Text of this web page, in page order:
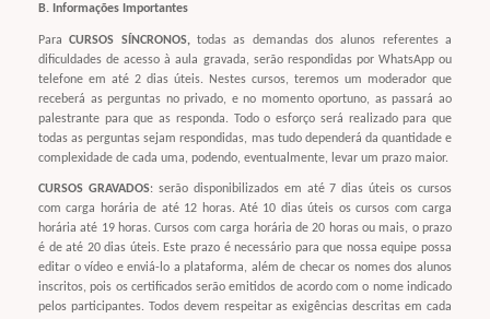
B. Informações Importantes
ParaCURSOS SÍNCRONOS,todas as demandas dos alunos referentes a
dificuldades de acesso à aula gravada, serão respondidas por WhatsApp ou
telefone em até 2 dias úteis. Nestes cursos, teremos um moderador que
receberá as perguntas no privado, e no momento oportuno, as passará ao
palestrante para que as responda. Todo o esforço será realizado para que
todas as perguntas sejam respondidas, mas tudo dependerá da quantidade e
complexidade de cada uma, podendo, eventualmente, levar um prazo maior.
CURSOS GRAVADOS: serão disponibilizados em até 7 dias úteis os cursos
com carga horária de até 12 horas. Até 10 dias úteis os cursos com carga
horária até 19 horas. Cursos com carga horária de 20 horas ou mais, o prazo
é de até 20 dias úteis. Este prazo é necessário para que nossa equipe possa
editar o vídeo e enviá-lo a plataforma, além de checar os nomes dos alunos
inscritos, pois os certificados serão emitidos de acordo com o nome indicado
pelos participantes. Todos devem respeitar as exigências descritas em cada